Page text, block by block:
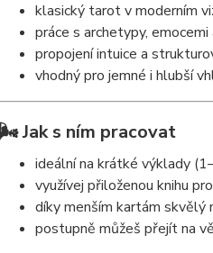
klasický tarot v moderním
práce s archetypy,
propojení intuice a
vhodný pro jemné i hlubší
🌬️ Jak s ním pracovat
ideální na krátké výklady
využívej přiloženou knihu
díky menším kartám skvělý
postupně můžeš přejít na